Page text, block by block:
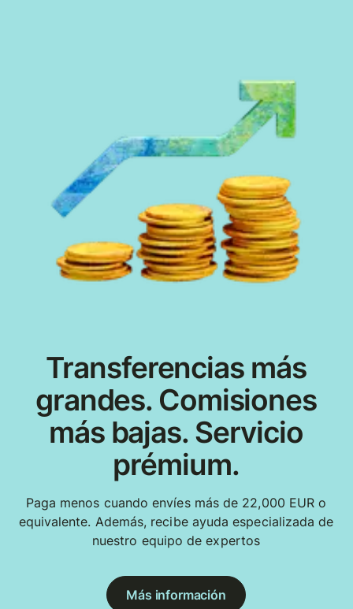
Transferencias más
grandes. Comisiones
más bajas. Servicio
prémium.
Paga menos cuando envíes más de 22,000 EUR o
equivalente. Además, recibe ayuda especializada de
nuestro equipo de expertos
Más información